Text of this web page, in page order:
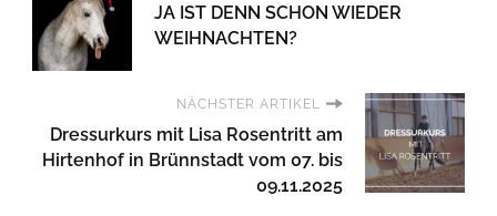
JA IST DENN SCHON WIEDER
WEIHNACHTEN?
NÄCHSTER ARTIKEL
Dressurkurs mit Lisa Rosentritt am
Hirtenhof in Brünnstadt vom 07. bis
09.11.2025